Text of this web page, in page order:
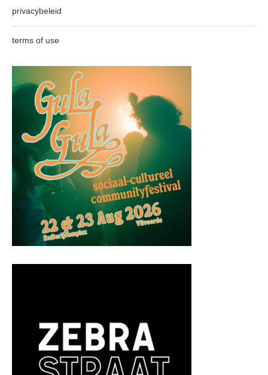
privacybeleid
terms of use